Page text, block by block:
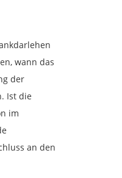
wann das
der
Ist die
im
an den